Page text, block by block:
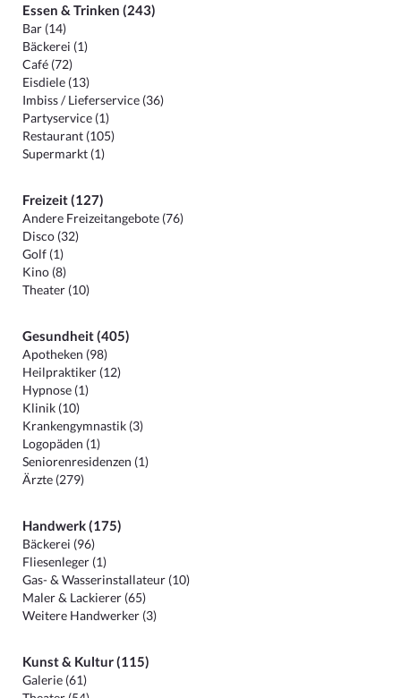
Essen & Trinken (243)
Bar (14)
Bäckerei (1)
Café (72)
Eisdiele (13)
Imbiss / Lieferservice (36)
Partyservice (1)
Restaurant (105)
Supermarkt (1)
Freizeit (127)
Andere Freizeitangebote (76)
Disco (32)
Golf (1)
Kino (8)
Theater (10)
Gesundheit (405)
Apotheken (98)
Heilpraktiker (12)
Hypnose (1)
Klinik (10)
Krankengymnastik (3)
Logopäden (1)
Seniorenresidenzen (1)
Ärzte (279)
Handwerk (175)
Bäckerei (96)
Fliesenleger (1)
Gas- & Wasserinstallateur (10)
Maler & Lackierer (65)
Weitere Handwerker (3)
Kunst & Kultur (115)
Galerie (61)